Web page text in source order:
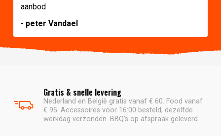
aanbod
- peter Vandael
Gratis & snelle levering
Nederland en België gratis vanaf € 60. Food vanaf
€ 95. Accessoires voor 16:00 besteld, dezelfde
werkdag verzonden. BBQ's op afspraak geleverd.